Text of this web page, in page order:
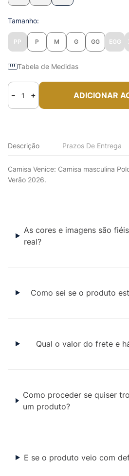
Tamanho
PP P M G GG EGG
Tabela de Medidas
＋
－ ADICIONAR
Descrição Prazos De Entrega
Camisa Venice: Camisa masculina
Verão 2026.
As cores e imagens são
real?
Como sei se o produto
Qual o valor do frete e
Como proceder se quiser
um produto?
E se o produto veio com